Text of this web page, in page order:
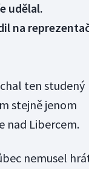
udělal.
na
ten studený
stejně jenom
nad Libercem.
nemusel